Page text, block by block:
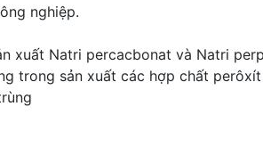
nghiệp.
xuất Natri percacbonat và Natri
trong sản xuất các hợp chất